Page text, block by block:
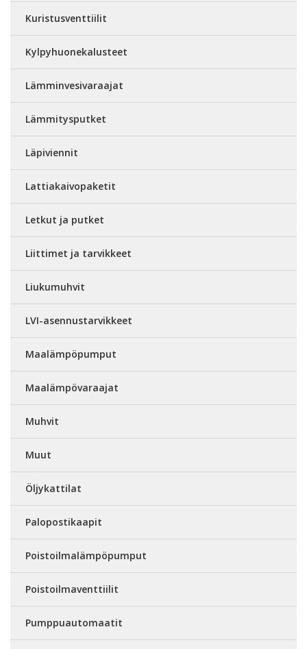
Kuristusventtiilit
Kylpyhuonekalusteet
Lämminvesivaraajat
Lämmitysputket
Läpiviennit
Lattiakaivopaketit
Letkut ja putket
Liittimet ja tarvikkeet
Liukumuhvit
LVI-asennustarvikkeet
Maalämpöpumput
Maalämpövaraajat
Muhvit
Muut
Öljykattilat
Palopostikaapit
Poistoilmalämpöpumput
Poistoilmaventtiilit
Pumppuautomaatit